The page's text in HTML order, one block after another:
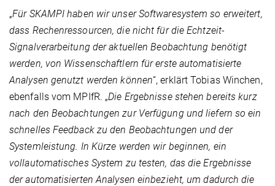
„Für SKAMPI haben wir unser Softwaresystem so erweitert,
dass Rechenressourcen, die nicht für die Echtzeit-
Signalverarbeitung der aktuellen Beobachtung benötigt
werden, von Wissenschaftlern für erste automatisierte
Analysen genutzt werden können“, erklärt Tobias Winchen,
ebenfalls vom MPIfR. „Die Ergebnisse stehen bereits kurz
nach den Beobachtungen zur Verfügung und liefern so ein
schnelles Feedback zu den Beobachtungen und der
Systemleistung. In Kürze werden wir beginnen, ein
vollautomatisches System zu testen, das die Ergebnisse
der automatisierten Analysen einbezieht, um dadurch die